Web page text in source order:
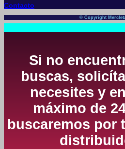
Contacto
© Copyright
Si no
buscas,
necesites y
máximo de
buscaremos por